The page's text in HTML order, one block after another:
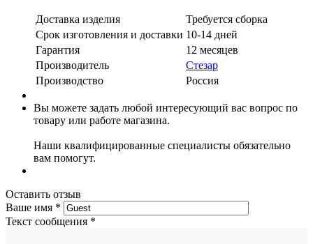
Доставка изделия
Требуется сборка
Срок изготовления и доставки 10-14 дней
Гарантия
12 месяцев
Производитель
Стезар
Производство
Россия
Вы можете задать любой интересующий вас вопрос по
товару или работе магазина.
Наши квалифицированные специалисты обязательно
вам помогут.
Оставить отзыв
Ваше имя *
Текст сообщения *